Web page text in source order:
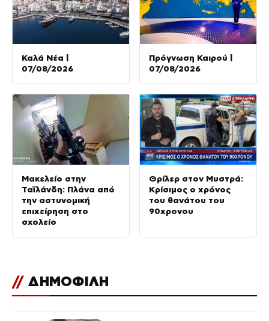
Καλά Νέα |
07/08/2026
Πρόγνωση Καιρού |
07/08/2026
Μακελείο στην
Ταϊλάνδη: Πλάνα από
την αστυνομική
επιχείρηση στο
σχολείο
Θρίλερ στον Μυστρά:
Κρίσιμος ο χρόνος
του θανάτου του
90χρονου
// ΔΗΜΟΦΙΛΗ